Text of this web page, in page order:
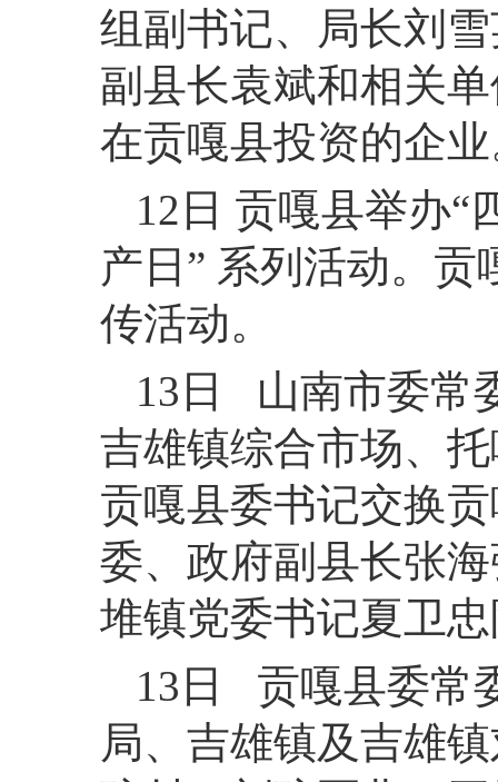
组副书记、局长刘
副县长袁斌和相关
在贡嘎县投资的企
12日 贡嘎县举办“
产日” 系列活动。
传活动。
13日 山南市委常
吉雄镇综合市场、
贡嘎县委书记交换
委、政府副县长张
堆镇党委书记夏卫
13日 贡嘎县委常
局、吉雄镇及吉雄